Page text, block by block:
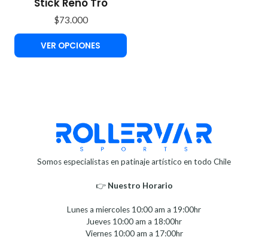
Stick Reno Tro
$73.000
VER OPCIONES
Somos especialistas en patinaje artístico en todo Chile
👉 Nuestro Horario⁣⁣
Lunes a miercoles 10:00 am a 19:00hr
Jueves 10:00 am a 18:00hr
Viernes 10:00 am a 17:00hr